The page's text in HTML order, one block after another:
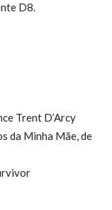
D8.
Trent D’Arcy
da Minha Mãe, de